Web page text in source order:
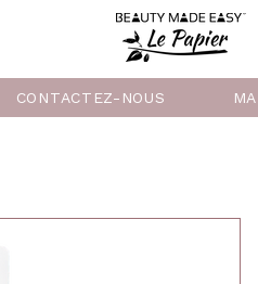
CONTACTEZ-NOUS